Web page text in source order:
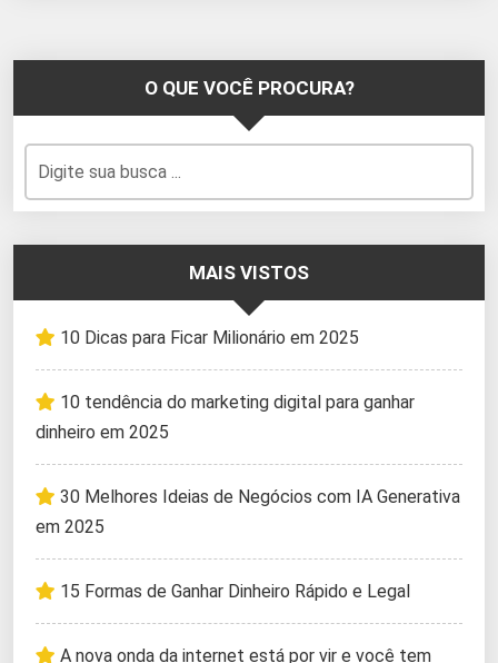
O QUE VOCÊ PROCURA?
MAIS VISTOS
10 Dicas para Ficar Milionário em 2025
10 tendência do marketing digital para ganhar
dinheiro em 2025
30 Melhores Ideias de Negócios com IA Generativa
em 2025
15 Formas de Ganhar Dinheiro Rápido e Legal
A nova onda da internet está por vir e você tem